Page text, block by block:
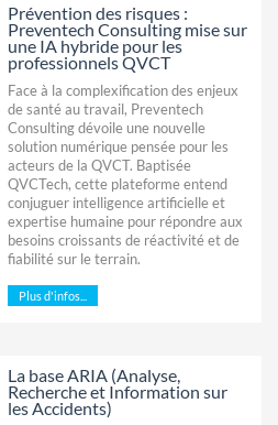
Prévention des risques :
Preventech Consulting mise sur
une IA hybride pour les
professionnels QVCT
Face à la complexification des enjeux
de santé au travail, Preventech
Consulting dévoile une nouvelle
solution numérique pensée pour les
acteurs de la QVCT. Baptisée
QVCTech, cette plateforme entend
conjuguer intelligence artificielle et
expertise humaine pour répondre aux
besoins croissants de réactivité et de
fiabilité sur le terrain.
Plus d'infos...
La base ARIA (Analyse,
Recherche et Information sur
les Accidents)